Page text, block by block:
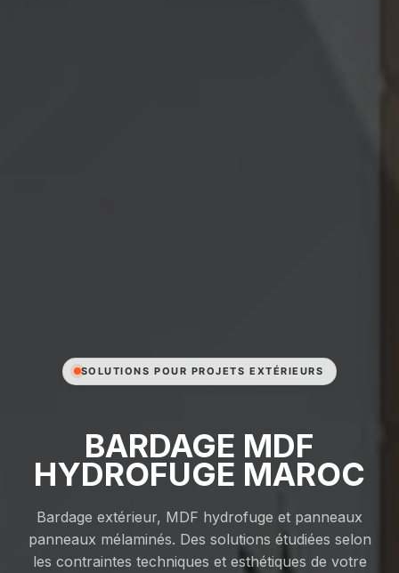
SOLUTIONS POUR PROJETS EXTÉRIEURS
BARDAGE MDF
HYDROFUGE MAROC
Bardage extérieur, MDF hydrofuge et panneaux
panneaux mélaminés. Des solutions étudiées selon
les contraintes techniques et esthétiques de votre